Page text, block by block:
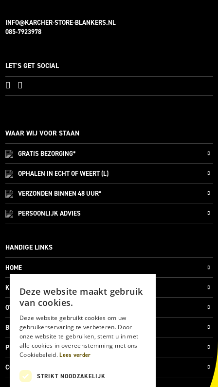
INFO@KARCHER-STORE-BLANKERS.NL
085-7923978
LET'S GET SOCIAL
WAAR WIJ VOOR STAAN
GRATISBEZORGING*
OPHALEN IN ECHT OF WEERT (L)
VERZONDEN BINNEN 48 UUR*
PERSOONLIJKADVIES
HANDIGE LINKS
HOME
KLANTENSERVICE
OVER ONS
BLOG
PRIVACYVERKLARING
COOKIES
Deze website maakt gebruik
van cookies.
Deze website gebruikt cookies om uw
gebruikerservaring te verbeteren. Door
onze website te gebruiken, stemt u in met
alle cookies in overeenstemming met ons
Cookiebeleid.Lees verder
STRIKT NOODZAKELIJK